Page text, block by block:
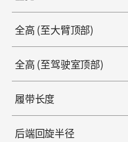
全高 (至大臂顶部)
全高 (至驾驶室顶部)
履带长度
后端回旋半径